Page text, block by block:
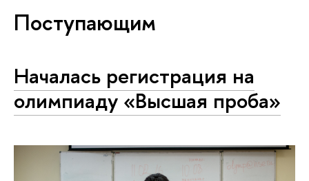
Поступающим
Началась регистрация на
олимпиаду «Высшая проба»